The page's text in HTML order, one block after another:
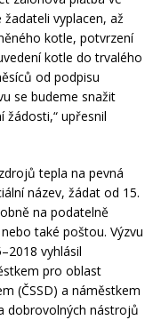
vyplacen, až
kotle, potvrzení
kotle do trvalého
od podpisu
se budeme snažit
žádosti,“ upřesnil
tepla na pevná
název, žádat od 15.
na podatelně
také poštou. Výzvu
vyhlásil
pro oblast
(ČSSD) a náměstkem
dobrovolných nástrojů